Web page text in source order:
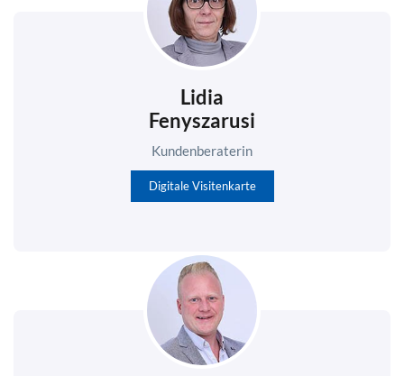
Lidia
Fenyszarusi
Kundenberaterin
Digitale Visitenkarte